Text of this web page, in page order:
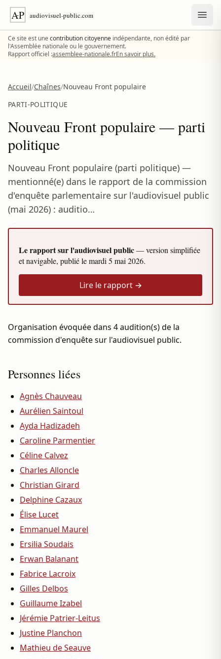
Aller au contenu
Ce site est unecontribution citoyenne indépendante, non édité par
l'Assemblée nationale ou le gouvernement.
Rapport officiel :assemblee-nationale.frEn savoir plus.
Accueil/Chaînes/Nouveau Front populaire
PARTI-POLITIQUE
Nouveau Front populaire — parti
politique
Nouveau Front populaire (parti politique) —
mentionné(e) dans le rapport de la commission
d'enquête parlementaire sur l'audiovisuel public
(mai 2026) : auditio…
Le rapport sur l'audiovisuel public— version simplifiée
et navigable, publié lemardi 5 mai 2026.
Lire le rapport →
Organisation évoquée dans 4 audition(s) de la
commission d'enquête sur l'audiovisuel public.
Personnes liées
Agnès Chauveau
Aurélien Saintoul
Ayda Hadizadeh
Caroline Parmentier
Céline Calvez
Charles Alloncle
Christian Girard
Delphine Cazaux
Élise Lucet
Emmanuel Maurel
Ersilia Soudais
Erwan Balanant
Fabrice Lacroix
Gilles Delbos
Guillaume Izabel
Jérémie Patrier-Leitus
Justine Planchon
Mathieu de Seauve